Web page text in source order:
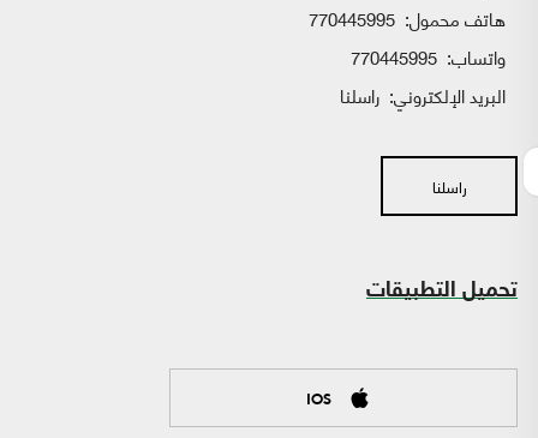
هاتف محمول: 770445995
واتساب:
البريد الإلكتروني: راسلنا
راسلنا
تحميل التطبيقات
IOS